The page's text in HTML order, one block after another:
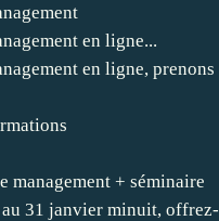
en ligne...
en ligne, prenons
management + séminaire
31 janvier minuit, offrez-